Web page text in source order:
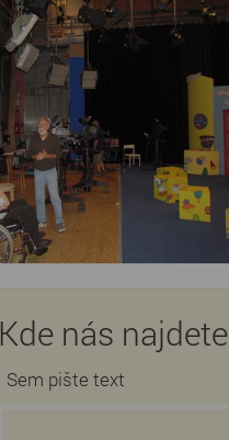
Kde nás najdete
Sem pište text